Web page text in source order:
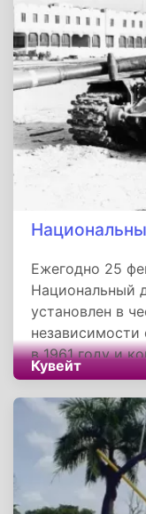
снег начинал
Поэтому на
подавали
Ежегодно 25
Национальный
установлен в
независимости
в 1961 году и
Салема ас-
правит
Кувейт